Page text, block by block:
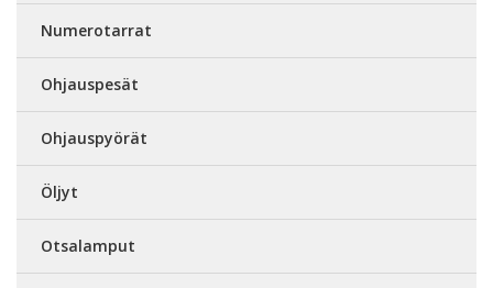
Numerotarrat
Ohjauspesät
Ohjauspyörät
Öljyt
Otsalamput